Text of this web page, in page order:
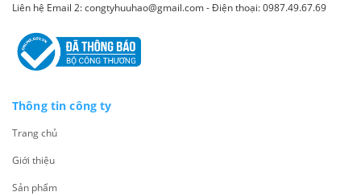
Liên hệ Email 2: congtyhuuhao@gmail.com - Điện thoại: 0987.49.67.69
Thông tin công ty
Trang chủ
Giới thiệu
Sản phẩm